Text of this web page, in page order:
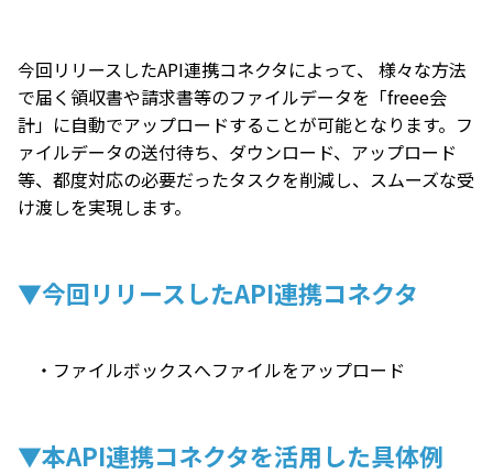
今回リリースしたAPI連携コネクタによって、 様々な方法
で届く領収書や請求書等のファイルデータを「freee会
計」に自動でアップロードすることが可能となります。フ
ァイルデータの送付待ち、ダウンロード、アップロード
等、都度対応の必要だったタスクを削減し、スムーズな受
け渡しを実現します。
▼今回リリースしたAPI連携コネクタ
・ファイルボックスへファイルをアップロード
▼本API連携コネクタを活用した具体例